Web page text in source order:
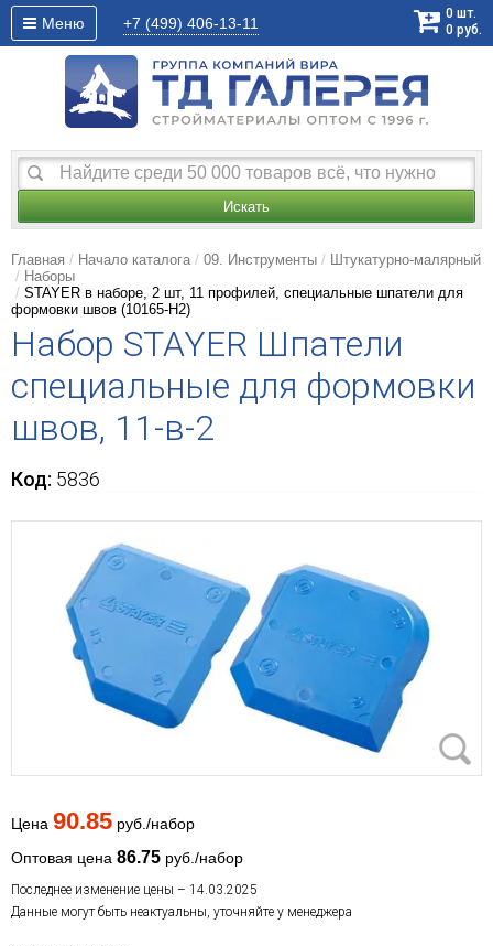
Меню +7 (499) 406-13-11
0 шт.
0 руб.
Искать
Главная Начало каталога 09. Инструменты
Штукатурно-малярный
Наборы
STAYER в наборе, 2 шт, 11 профилей, специальные шпатели для
формовки швов (10165-H2)
Набор STAYER Шпатели
специальные для формовки
швов, 11-в-2
Код: 5836
Цена 90.85 руб./набор
Оптовая цена 86.75 руб./набор
Последнее изменение цены – 14.03.2025
Данные могут быть неактуальны, уточняйте у менеджера